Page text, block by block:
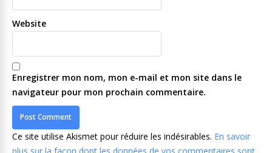
Website
Enregistrer mon nom, mon e-mail et mon site dans le
navigateur pour mon prochain commentaire.
Ce site utilise Akismet pour réduire les indésirables. En savoir
plus sur la façon dont les données de vos commentaires sont